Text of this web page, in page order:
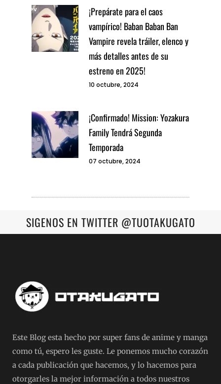
¡Prepárate para el caos
vampírico! Baban Baban Ban
Vampire revela tráiler, elenco y
más detalles antes de su
estreno en 2025!
10 octubre, 2024
¡Confirmado! Mission: Yozakura
Family Tendrá Segunda
Temporada
07 octubre, 2024
SIGENOS EN TWITTER @TUOTAKUGATO
Este Blog esta hecho por super fans de anime y manga
como tú, espero les guste. Le ponemos mucho corazón
a cada publicación que hacemos, y lo hacemos para
otorgarles la mejor información a todos nuestros